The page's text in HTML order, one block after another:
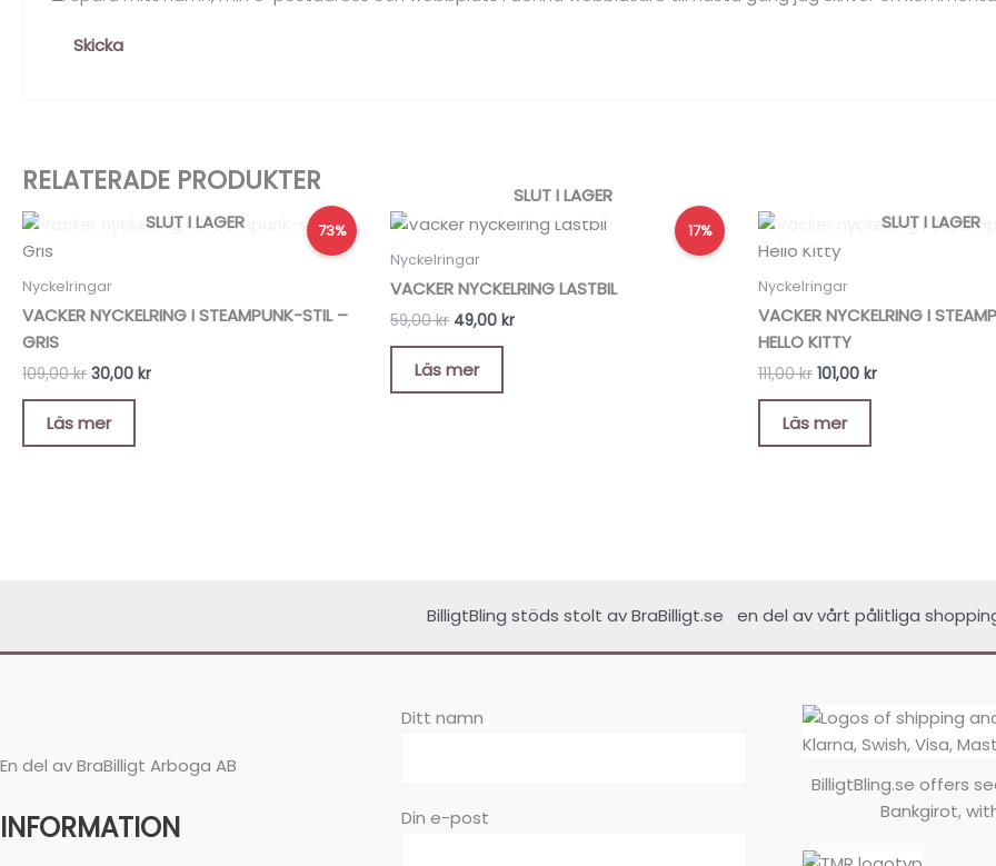
RELATERADE PRODUKTER
73%
SLUT I LAGER
Nyckelringar
VACKER NYCKELRING I STEAMPUNK-STIL –
GRIS
109,00kr
109,00 kr.
30,00 kr
Det
Läs mer
17%
SLUT I LAGER
Nyckelringar
VACKER NYCKELRING LASTBIL
59,00kr
Det
ursprungliga
priset
59,00 kr.
49,00 kr
Det
nuvarande
49,00 kr.
Läs mer
SLUT I LAGER
Nyckelringar
VACKER NYCKELRING I
HELLO KITTY
111,00kr
priset
111,00 kr.
101,00 kr
Det
Läs mer
BilligtBling stöds stolt avBraBilligt.se en del av vårt pålitliga
En del av BraBilligt Arboga AB
INFORMATION
Ditt namn
Din e-post
BilligtBling.se offers
Bankgirot,